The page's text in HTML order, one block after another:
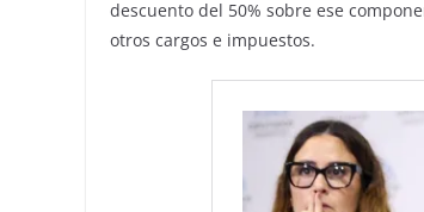
descuento del 50% sobre ese
otros cargos e impuestos.